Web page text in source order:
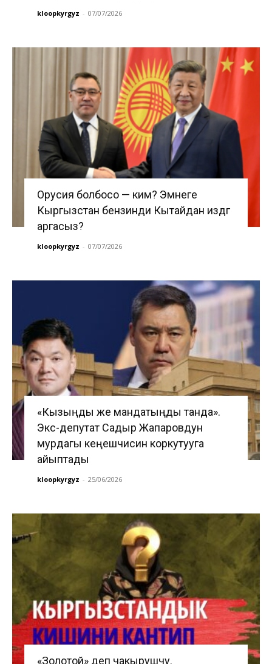
kloopkyrgyz - 07/07/2026
Орусия болбосо — ким? Эмнеге
Кыргызстан бензинди Кытайдан издөөгө
аргасыз?
kloopkyrgyz - 07/07/2026
«Кызыңды же мандатыңды танда».
Экс-депутат Садыр Жапаровдун
мурдагы кеңешчисин коркутууга
айыптады
kloopkyrgyz - 25/06/2026
«Золотой» деп чакырушчу.